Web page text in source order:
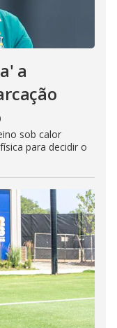
a
sob calor
para decidir o